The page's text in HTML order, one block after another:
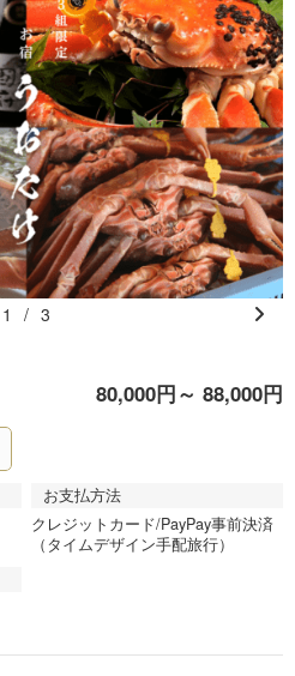
xt
1 / 3
80,000円～ 88,000円
お支払方法
クレジットカード/PayPay事前決済
（タイムデザイン手配旅行）